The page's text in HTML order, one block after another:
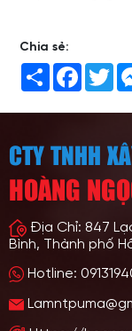
Chia sẻ:
Share
CTY TNHH
HOÀNG
Địa Chỉ: 847
Bình, Thành phố
Hotline: